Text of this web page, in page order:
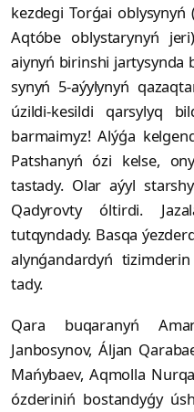
kezdegi Torǵai obly­synyń
Aq­tóbe ob­lys­­tarynyń
aiynyń birinshi
synyń 5-aýylynyń
úzildi-kesildi qar­sy­lyq
barmaimyz! Alýǵa
Patshanyń ózi kelse,
tastady. Olar aýyl
Qadyrovty óltirdi.
tutqyndady. Basqa
alynǵandardyń
tady.
Qara buqaranyń
Janbosynov, Áljan
Mańybaev, Aqmolla
ózderiniń bostandyǵy